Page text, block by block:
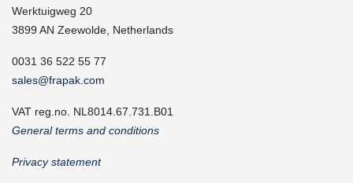
Werktuigweg 20
3899 AN Zeewolde, Netherlands
0031 36 522 55 77
sales@frapak.com
VAT reg.no. NL8014.67.731.B01
General terms and conditions
Privacy statement